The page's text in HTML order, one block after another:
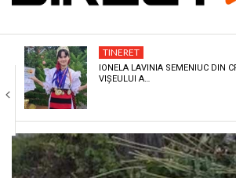
CULTURA
ECONOMIE
SANATATE
SPORT
TINERET
IONELA LAVINIA SEMENIUC DIN
VIȘEULUI A…